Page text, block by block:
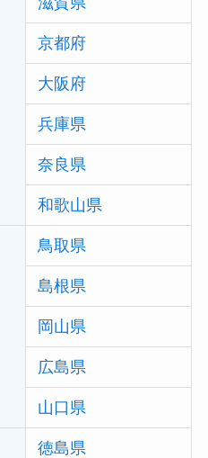
京都府
大阪府
兵庫県
奈良県
和歌山県
鳥取県
島根県
岡山県
広島県
山口県
徳島県